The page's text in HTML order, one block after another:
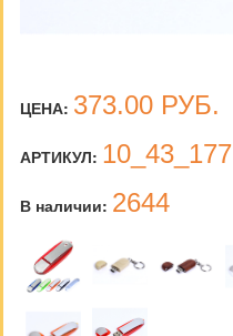
ЦЕНА: 373.00 РУБ.
АРТИКУЛ: 10_43_177
В наличии: 2644